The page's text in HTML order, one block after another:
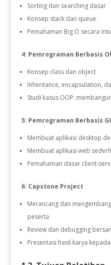
Sorting dan searching dasar
Konsep stack dan queue
Pemahaman Big O secara
4: Pemrograman Berbasis
Konsep class dan object
Inheritance, encapsulation,
Studi kasus OOP:
5: Pemrograman Berbasis
Membuat aplikasi desktop
Membuat aplikasi web
Pemahaman dasar client-
6: Capstone Project
Merancang dan
peserta
Review dan debugging
Presentasi hasil karya